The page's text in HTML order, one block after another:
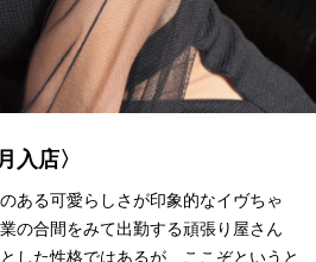
入店〉
ある可愛らしさが印象的なイヴちゃ
の合間をみて出勤する頑張り屋さん
した性格ではあるが、ここぞというと